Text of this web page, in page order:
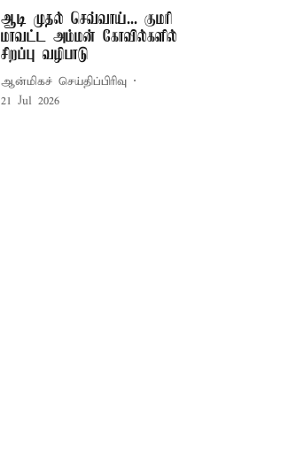
ஆடி முதல் செவ்வாய்... குமரி
மாவட்ட அம்மன் கோவில்களில்
சிறப்பு வழிபாடு
ஆன்மிகச் செய்திப்பிரிவு
21 Jul 2026